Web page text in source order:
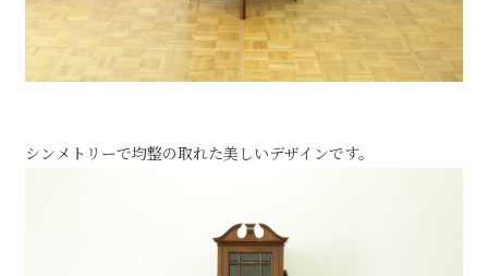
シンメトリーで均整の取れた美しいデザインです。